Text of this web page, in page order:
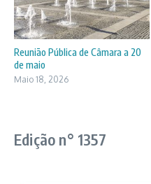
Reunião Pública de Câmara a 20
de maio
Maio 18, 2026
Edição n° 1357